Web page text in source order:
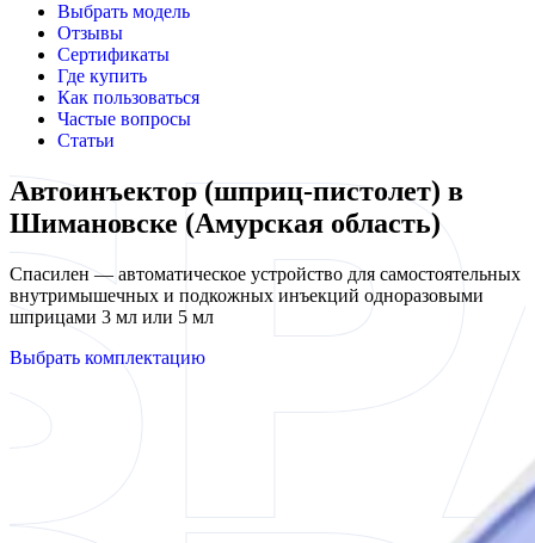
Выбрать модель
Отзывы
Сертификаты
Где купить
Как пользоваться
Частые вопросы
Статьи
Автоинъектор (шприц-пистолет) в
Шимановске (Амурская область)
Спасилен — автоматическое устройство для самостоятельных
внутримышечных и подкожных инъекций одноразовыми
шприцами 3 мл или 5 мл
Выбрать комплектацию